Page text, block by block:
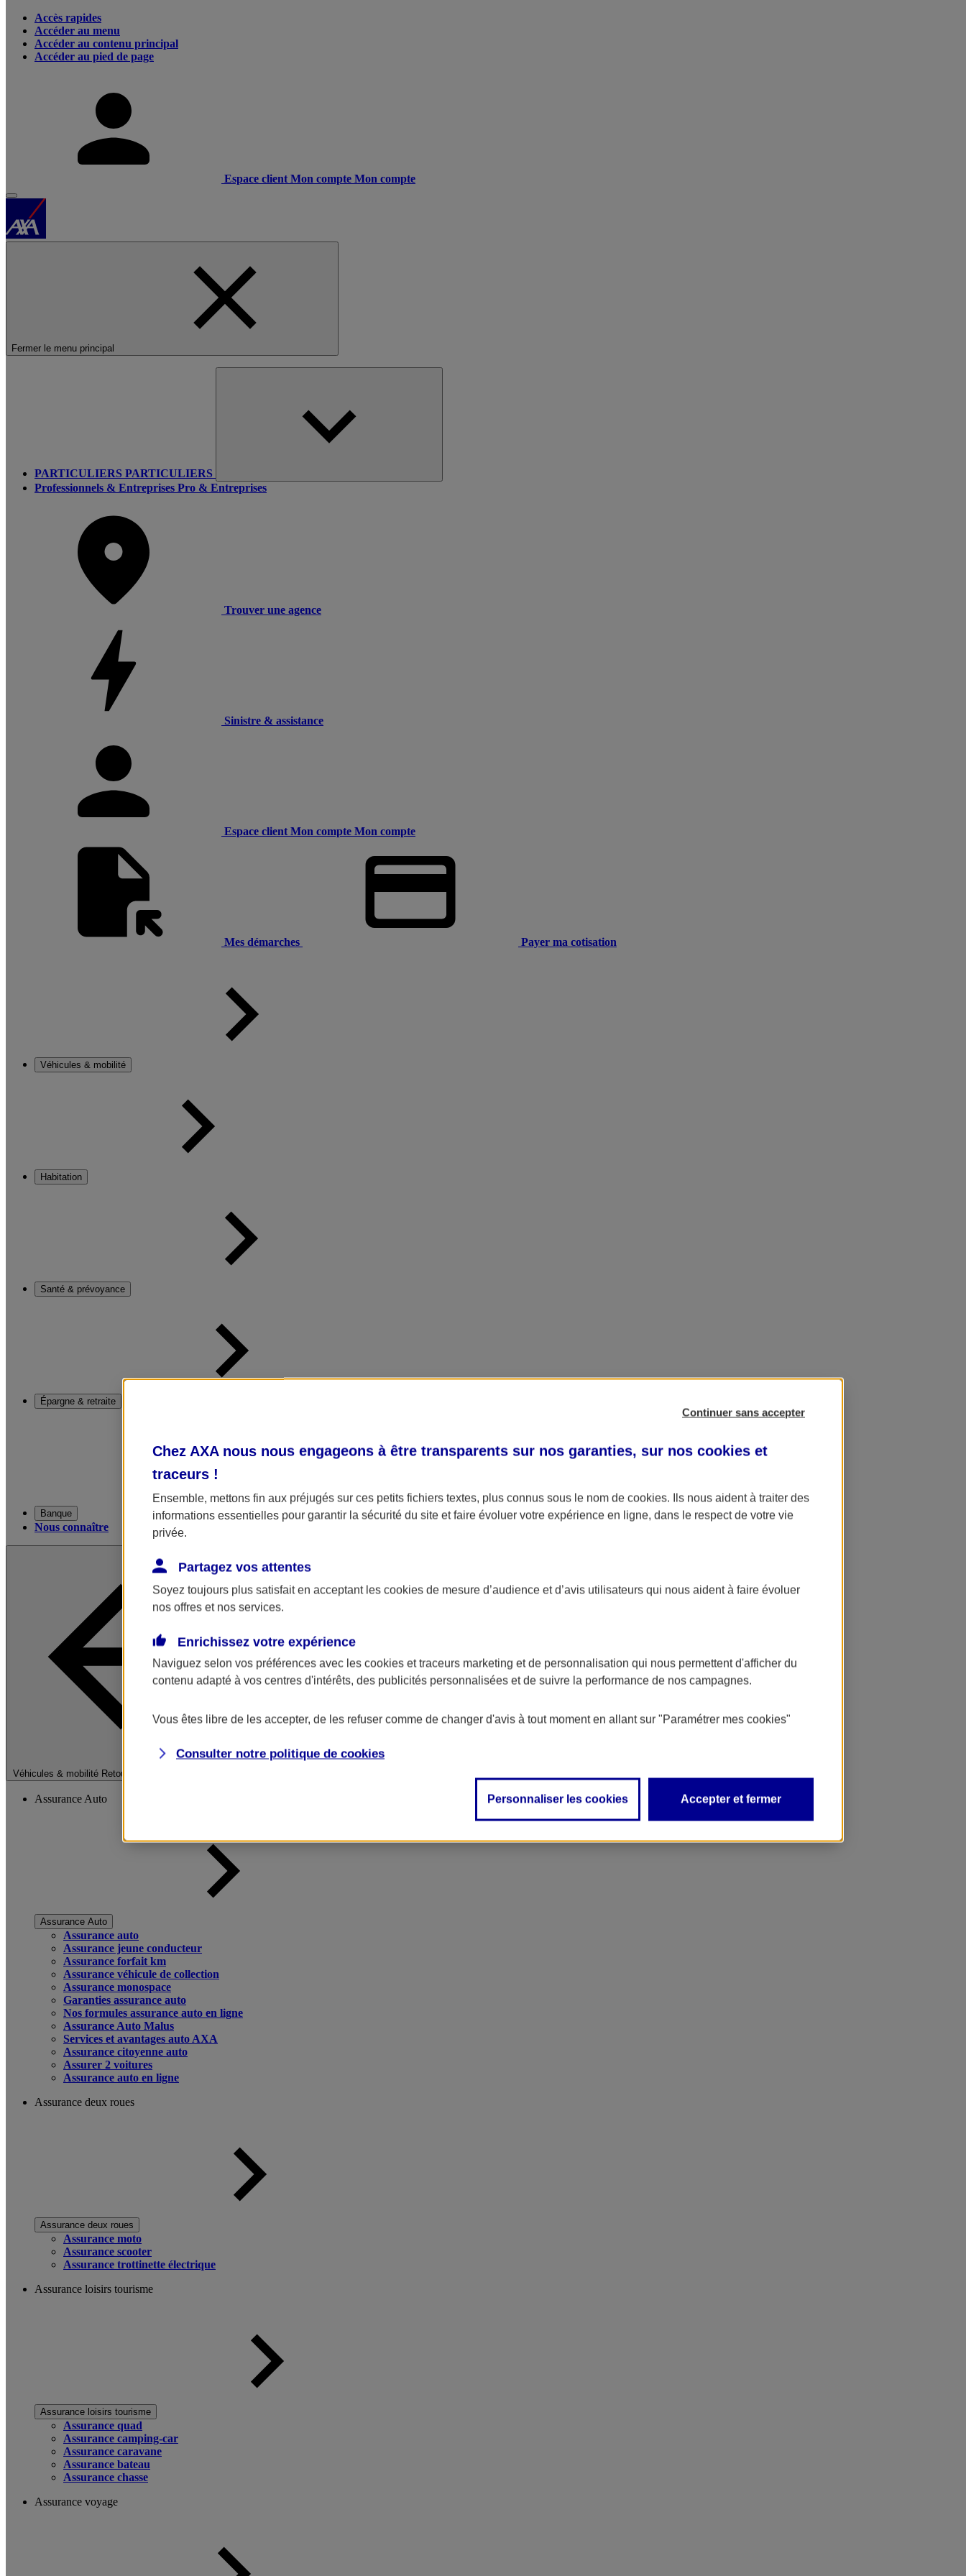
Accès rapides
Accéder au menu
Accéder au contenu principal
Accéder au pied de page
Espace client Mon compte Mon compte
Fermer le menu principal
PARTICULIERS PARTICULIERS
Professionnels & Entreprises Pro & Entreprises
Trouver une agence
Sinistre & assistance
Espace client Mon compte Mon compte
Mes démarches Payer ma cotisation
Véhicules & mobilité
Habitation
Santé & prévoyance
Épargne & retraite
Banque
Nous connaître
Véhicules & mobilité Retour à la section précédente
Fermer le menu principal
Assurance Auto
Assurance Auto
Assurance auto
Assurance jeune conducteur
Assurance forfait km
Assurance véhicule de collection
Assurance monospace
Garanties assurance auto
Nos formules assurance auto en ligne
Assurance Auto Malus
Services et avantages auto AXA
Assurance citoyenne auto
Assurer 2 voitures
Assurance auto en ligne
Assurance deux roues
Assurance deux roues
Assurance moto
Assurance scooter
Assurance trottinette électrique
Assurance loisirs tourisme
Assurance loisirs tourisme
Assurance quad
Assurance camping-car
Assurance caravane
Assurance bateau
Assurance chasse
Assurance voyage
Continuer sans accepter
Chez AXA nous nous engageons à être transparents sur nos garanties, sur nos cookies et
traceurs !
Ensemble, mettons fin aux préjugés sur ces petits fichiers textes, plus connus sous le nom de cookies. Ils nous aident à traiter des
informations essentielles pour garantir la sécurité du site et faire évoluer votre expérience en ligne, dans le respect de votre vie
privée.
Partagez vos attentes
Soyez toujours plus satisfait en acceptant les cookies de mesure d’audience et d’avis utilisateurs qui nous aident à faire évoluer
nos offres et nos services.
Enrichissez votre expérience
Naviguez selon vos préférences avec les cookies et traceurs marketing et de personnalisation qui nous permettent d'afficher du
contenu adapté à vos centres d'intérêts, des publicités personnalisées et de suivre la performance de nos campagnes.
Vous êtes libre de les accepter, de les refuser comme de changer d'avis à tout moment en allant sur "Paramétrer mes cookies"
Consulter notre politique de cookies
Personnaliser les cookies Accepter et fermer